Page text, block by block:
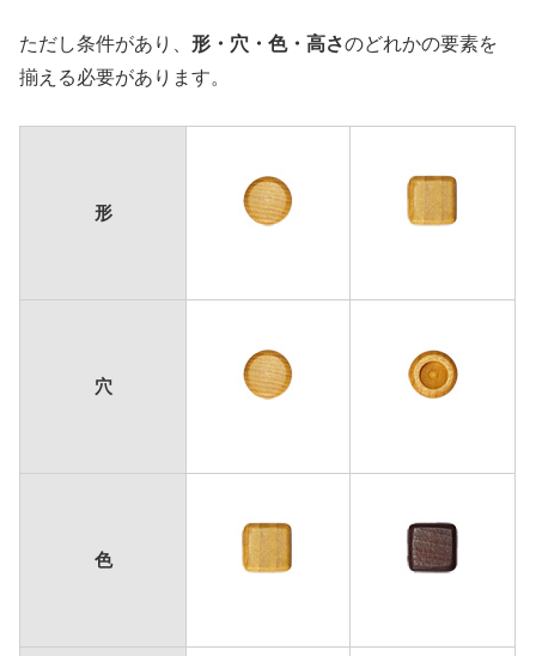
ただし条件があり、形・穴・色・高さのどれかの要素を
揃える必要があります。
形
穴
色